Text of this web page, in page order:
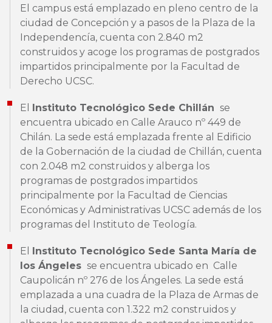
El campus está emplazado en pleno centro de la
ciudad de Concepción y a pasos de la Plaza de la
Independencía, cuenta con 2.840 m2
construidos y acoge los programas de postgrados
impartidos principalmente por la Facultad de
Derecho UCSC.
El Instituto Tecnológico Sede Chillán se
encuentra ubicado en Calle Arauco nº 449 de
Chilán. La sede está emplazada frente al Edificio
de la Gobernación de la ciudad de Chillán, cuenta
con 2.048 m2 construidos y alberga los
programas de postgrados impartidos
principalmente por la Facultad de Ciencias
Económicas y Administrativas UCSC además de los
programas del Instituto de Teología.
El Instituto Tecnológico Sede Santa María de
los Ángeles se encuentra ubicado en Calle
Caupolicán nº 276 de los Ángeles. La sede está
emplazada a una cuadra de la Plaza de Armas de
la ciudad, cuenta con 1.322 m2 construidos y